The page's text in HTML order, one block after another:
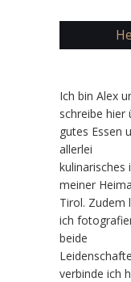
Ich bin Alex
schreibe hier
gutes Essen
allerlei
kulinarisches
meiner
Tirol. Zudem
ich
beide
verbinde ich